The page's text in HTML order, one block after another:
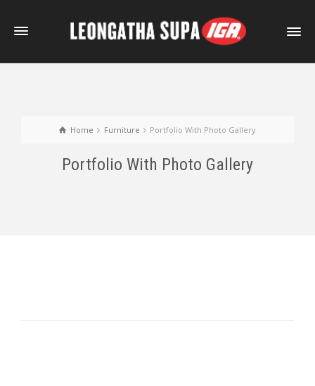
Home Furniture Portfolio With Photo Gallery
Portfolio With Photo Gallery